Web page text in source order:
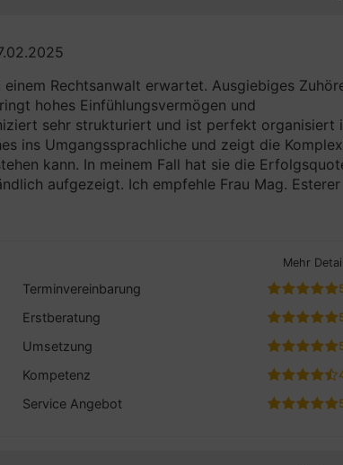
Rechtsanwalt erwartet. Ausgiebiges
hohes Einfühlungsvermögen und
sehr strukturiert und ist perfekt organisiert
ins Umgangssprachliche und zeigt die
kann. In meinem Fall hat sie die
aufgezeigt. Ich empfehle Frau Mag. Esterer
Mehr
Terminvereinbarung
Erstberatung
Umsetzung
Kompetenz
Service Angebot